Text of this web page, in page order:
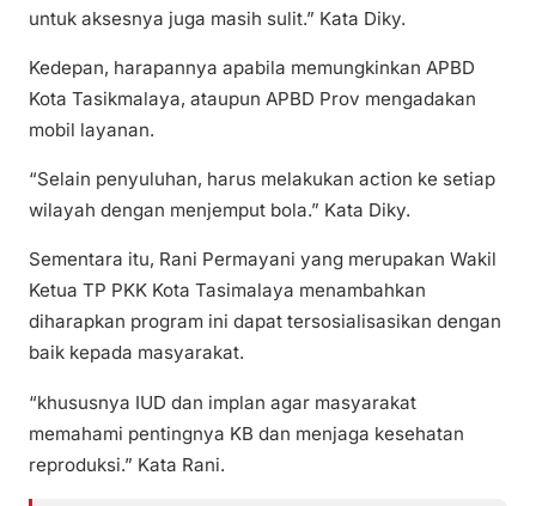
untuk aksesnya juga masih sulit.” Kata Diky.
Kedepan, harapannya apabila memungkinkan APBD
Kota Tasikmalaya, ataupun APBD Prov mengadakan
mobil layanan.
“Selain penyuluhan, harus melakukan action ke setiap
wilayah dengan menjemput bola.” Kata Diky.
Sementara itu, Rani Permayani yang merupakan Wakil
Ketua TP PKK Kota Tasimalaya menambahkan
diharapkan program ini dapat tersosialisasikan dengan
baik kepada masyarakat.
“khususnya IUD dan implan agar masyarakat
memahami pentingnya KB dan menjaga kesehatan
reproduksi.” Kata Rani.